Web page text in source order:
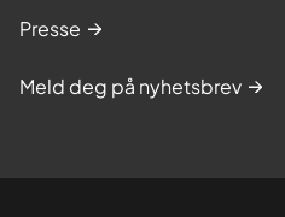
Presse
Meld deg på nyhetsbrev